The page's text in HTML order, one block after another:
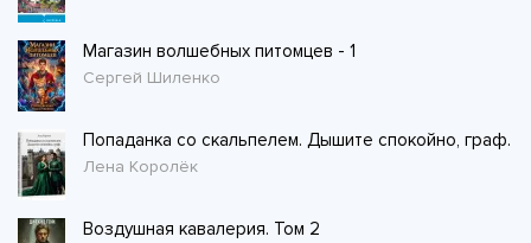
Магазин волшебных питомцев - 1
Сергей Шиленко
Попаданка со скальпелем. Дышите спокойно, граф.
Лена Королёк
Воздушная кавалерия. Том 2